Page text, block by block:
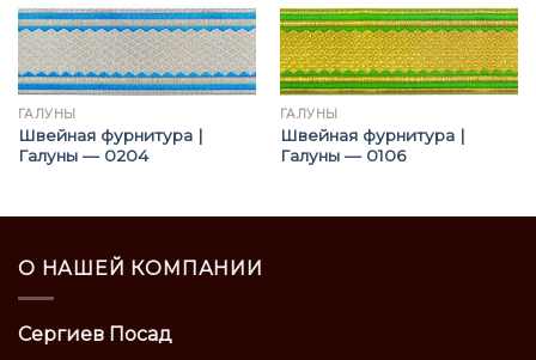
ГАЛУНЫ
Швейная фурнитура |
Галуны — 0204
ГАЛУНЫ
Швейная фурнитура |
Галуны — 0106
О НАШЕЙ КОМПАНИИ
Сергиев Посад